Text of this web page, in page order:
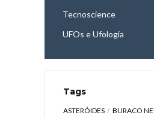
Tecnoscience
UFOs e Ufologia
Tags
ASTERÓIDES
BURACO